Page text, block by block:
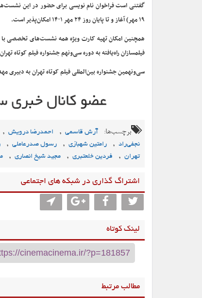
۱۹ مهر) آغاز و تا پایان روز ۲۴ مهر ۱۴۰۱ امکان‌پذیر است.
فیلمسازان راه‌یافته به دوره سی‌ونهم جشنواره فیلم کوتاه تهران نیز می‌توانند با تخفیف ۷۰ درصدی، کارت ویژه
سی‌ونهمین جشنواره بین‌المللی فیلم کوتاه تهران به دبیری مهدی آذرپندار از ۲۷ مهر تا دوم آبان۱۴۰۱ (۱۹ تا
برچسب‌ها: آرش قاسمی , احمدرضا درویش ,
نجفی‌راد , رامتین شهبازی , رسول صدرعاملی ,
تهران , فردین خلعتبری , مجید شیخ انصاری ,
اشتراگ گذاری در شبکه های اجتماعی
لینک کوتاه
مطالب مرتبط